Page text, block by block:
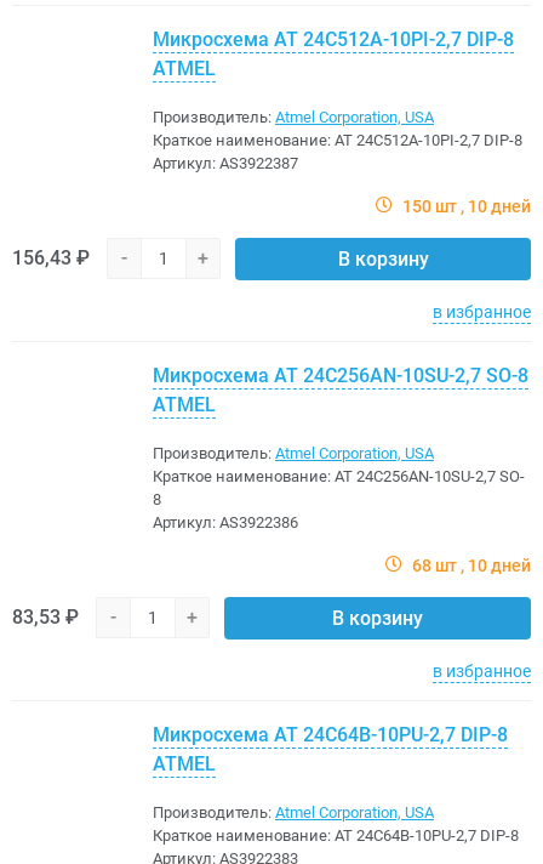
Микросхема AT 24C512A-10PI-2,7 DIP-8
ATMEL
Производитель: Atmel Corporation, USA
Краткое наименование: AT 24C512A-10PI-2,7 DIP-8
Артикул: AS3922387
150 шт 10 дней
156,43 ₽ - + В корзину
в избранное
Микросхема AT 24C256AN-10SU-2,7 SO-8
ATMEL
Производитель: Atmel Corporation, USA
Краткое наименование: AT 24C256AN-10SU-2,7 SO-
8
Артикул: AS3922386
68 шт 10 дней
83,53 ₽ - + В корзину
в избранное
Микросхема AT 24C64B-10PU-2,7 DIP-8
ATMEL
Производитель: Atmel Corporation, USA
Краткое наименование: AT 24C64B-10PU-2,7 DIP-8
Артикул: AS3922383